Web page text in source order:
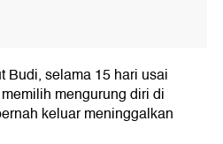
Budi, selama 15 hari usai
mengurung diri di
keluar meninggalkan